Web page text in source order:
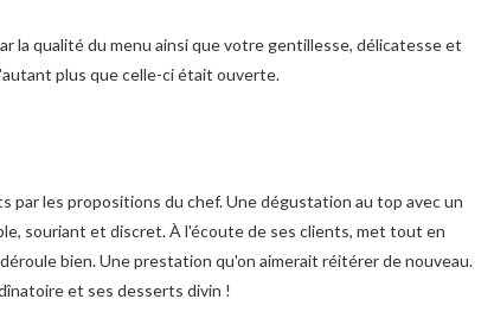
la qualité du menu ainsi que votre gentillesse, délicatesse et
plus que celle-ci était ouverte.
par les propositions du chef. Une dégustation au top avec un
souriant et discret. À l'écoute de ses clients, met tout en
bien. Une prestation qu'on aimerait réitérer de nouveau.
et ses desserts divin !